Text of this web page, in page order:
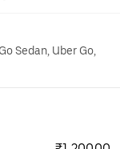
Sedan, Uber Go,